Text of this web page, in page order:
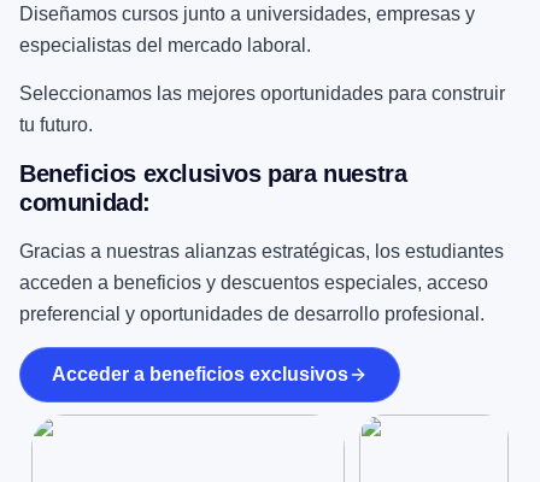
Diseñamos cursos junto a universidades, empresas y
especialistas del mercado laboral.
Seleccionamos las mejores oportunidades para construir
tu futuro.
Beneficios exclusivos para nuestra
comunidad:
Gracias a nuestras alianzas estratégicas, los estudiantes
acceden a beneficios y descuentos especiales, acceso
preferencial y oportunidades de desarrollo profesional.
Acceder a beneficios exclusivos